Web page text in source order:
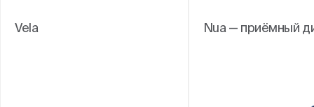
Vela Nua — приёмный